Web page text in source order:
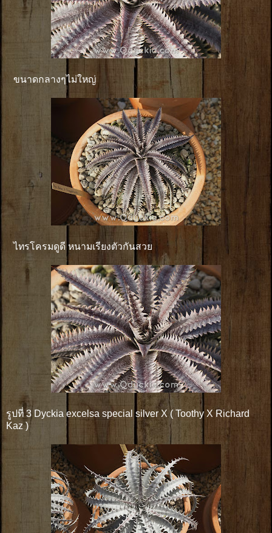
ขนาดกลางๆไม่ใหญ่
ไทรโครมดูดี หนามเรียงตัวกันสวย
รูปที่ 3 Dyckia excelsa special silver X ( Toothy X Richard
Kaz )